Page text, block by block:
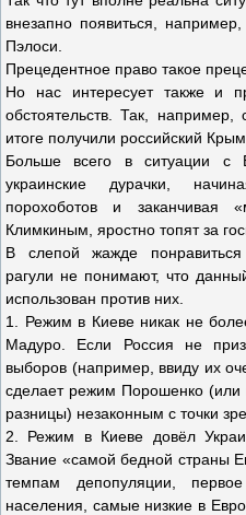
внезапно появиться,
Пэлоси.
Прецедентное право такое
Но нас интересует также и
обстоятельств. Так,
итоге получили российский Крым.
Больше всего в ситуации с
украинские дурачки,
порохоботов и заканчивая
Климкиным, яростно топят за
В слепой жажде
рагули не понимают, что
использован против них.
1. Режим в Киеве никак не
Мадуро. Если Россия не
выборов (например, ввиду их
сделает режим Порошенко (или
разницы) незаконным с точки
2. Режим в Киеве довёл
Звание «самой бедной страны
темпам депопуляции,
населения, самые низкие в